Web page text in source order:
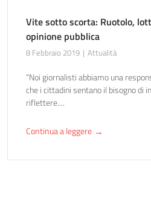
Vite sotto scorta: Ruotolo,
opinione pubblica
8 Febbraio 2019 Attualità
“Noi giornalisti abbiamo una
che i cittadini sentano il bisogno di
riflettere....
Continua a leggere →